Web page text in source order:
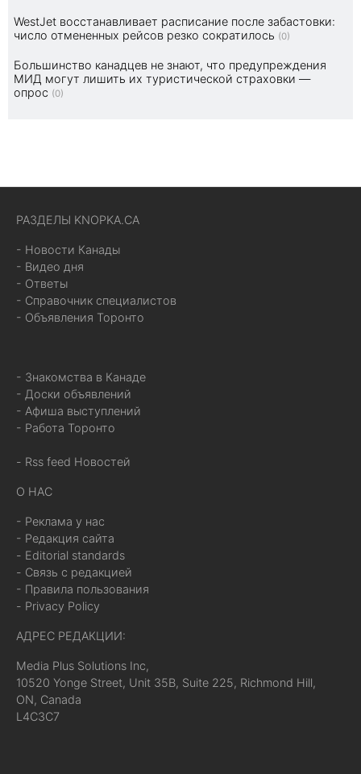
WestJet восстанавливает расписание после забастовки:
число отмененных рейсов резко сократилось (0)
Большинство канадцев не знают, что предупреждения
МИД могут лишить их туристической страховки —
опрос (0)
РАЗДЕЛЫ KNOPKA.CA
- Новости Канады
- Видео дня
- Ответы
- Справочник специалистов
- Объявления Торонто
- Знакомства в Канаде
- Доски объявлений
- Афиша выступлений
- Работа Торонто
- Rss feed Новостей
О НАС
- Реклама у нас
- Редакция сайта
- Editorial standards
- Связь с редакцией
- Правила пользования
- Privacy Policy
АДРЕС РЕДАКЦИИ:
Media Plus Solutions Inc,
10520 Yonge Street, Unit 35B, Suite 225, Richmond Hill,
ON, Canada
L4C3C7